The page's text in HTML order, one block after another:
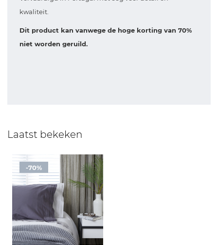
kwaliteit.
Dit product kan vanwege de hoge korting van 70%
niet worden geruild.
Laatst bekeken
-70%